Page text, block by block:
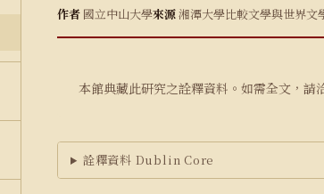
作者 國立中山大學來源湘潭大學比較文學與世界文
本館典藏此研究之詮釋資料。如需全文，請
詮釋資料 Dublin Core